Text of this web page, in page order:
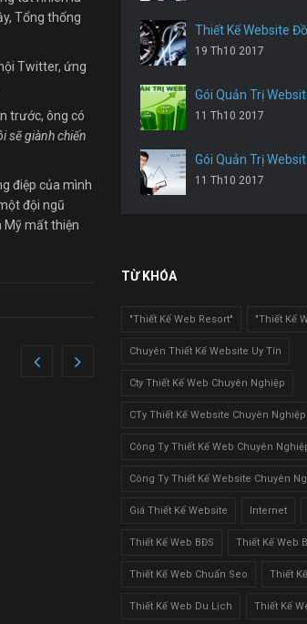
Tổng thống
Twitter, ứng
trước, ông có
sẽ giành chiến
điệp của mình
đội ngũ
Mỹ mất thiện
Thiết Kế Website
19 Th10 2017
Gói Quản Trị
11 Th10 2017
Gói Quản Trị
11 Th10 2017
TỪ KHÓA
"Thiết Kế Web Resort" "Thiết Kế
Chuyên Thiết Kế Website Uy Tín
Cty Thiết Kế Web Chuyên Nghiệp
CTy Thiết Kế Website Chuyên Nghiệp
Công Ty Thiết Kế Web Chuyên
Công Ty Thiết Kế Website Chuyên
Giá Thiết Kế Website Internet
Thiết Kế Web BĐS Thiết Kế Web
Thiết Kế Web Chuẩn Seo Thiết
Thiết Kế Web Du Lịch Thiết Kế